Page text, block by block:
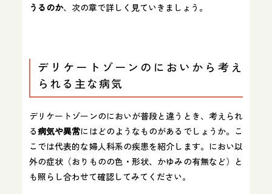
うるのか、次の章で詳しく見ていきましょう。
デリケートゾーンのにおいから考え
られる主な病気
デリケートゾーンのにおいが普段と違うとき、考えられ
る病気や異常にはどのようなものがあるでしょうか。こ
こでは代表的な婦人科系の疾患を紹介します。におい以
外の症状（おりものの色・形状、かゆみの有無など）と
も照らし合わせて確認してみてください。